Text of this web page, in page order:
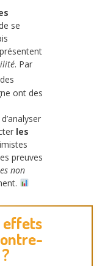
se
. Par
des
ont des
les
preuves
non
effets